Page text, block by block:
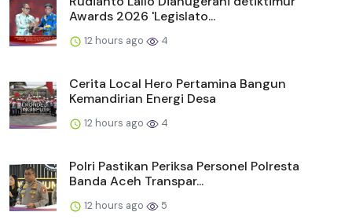
Awards 2026 'Legislato...
12 hours ago 4
Cerita Local Hero Pertamina Bangun
Kemandirian Energi Desa
12 hours ago 4
Polri Pastikan Periksa Personel Polresta
Banda Aceh Transpar...
12 hours ago 5